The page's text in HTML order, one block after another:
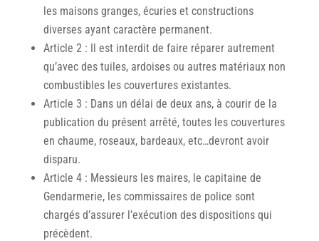
les maisons granges, écuries et constructions
diverses ayant caractère permanent.
Article 2 : Il est interdit de faire réparer autrement
qu’avec des tuiles, ardoises ou autres matériaux non
combustibles les couvertures existantes.
Article 3 : Dans un délai de deux ans, à courir de la
publication du présent arrêté, toutes les couvertures
en chaume, roseaux, bardeaux, etc…devront avoir
disparu.
Article 4 : Messieurs les maires, le capitaine de
Gendarmerie, les commissaires de police sont
chargés d’assurer l’exécution des dispositions qui
précèdent.